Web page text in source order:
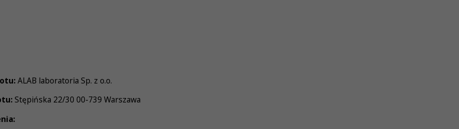
ALAB laboratoria Sp. z o.o.
Stępińska 22/30 00-739 Warszawa